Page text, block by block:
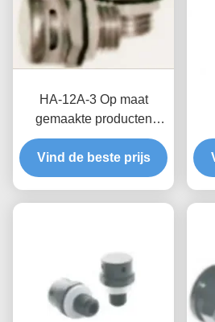
HA-12A-3 Op maat
gemaakte producten
Waterdicht en ademend
klep De perfecte
combinatie van
Vind de beste prijs